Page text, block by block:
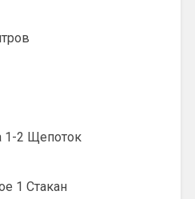
1-2 Щепоток
1 Стакан